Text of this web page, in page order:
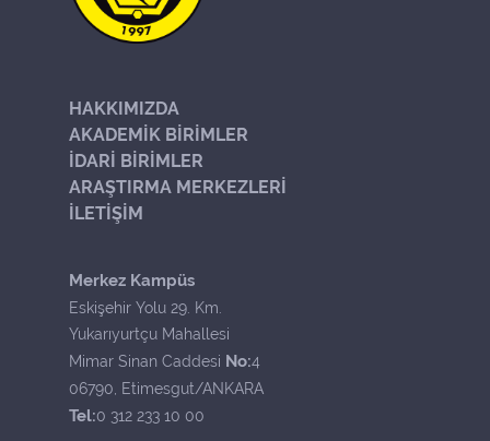
HAKKIMIZDA
AKADEMİK BİRİMLER
İDARİ BİRİMLER
ARAŞTIRMA MERKEZLERİ
İLETİŞİM
Merkez Kampüs
Eskişehir Yolu 29. Km.
Yukarıyurtçu Mahallesi
Mimar Sinan Caddesi No:4
06790, Etimesgut/ANKARA
Tel:0 312 233 10 00